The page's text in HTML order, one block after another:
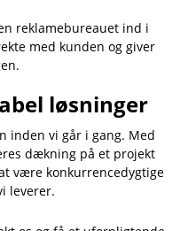
reklamebureauet ind i
med kunden og giver
løsninger
inden vi går i gang. Med
dækning på et projekt
være konkurrencedygtige
leverer.